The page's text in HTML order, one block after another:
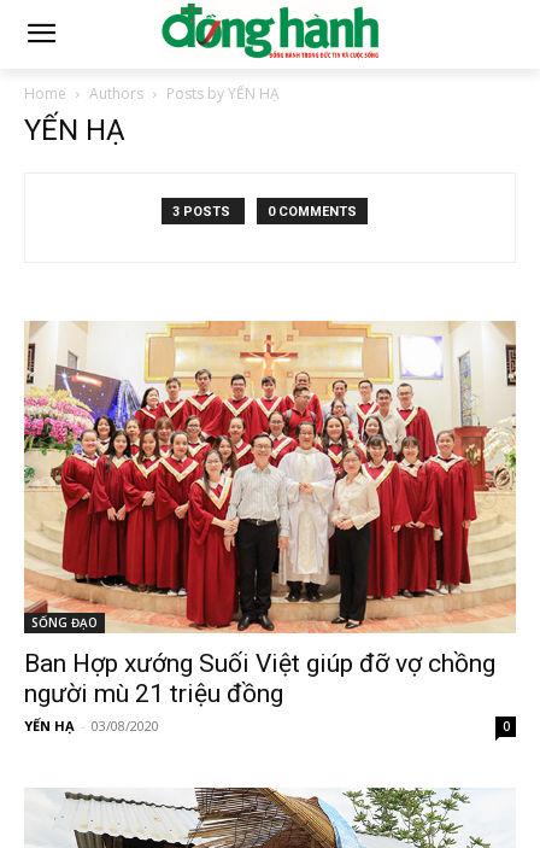
Home Authors Posts by YẾN HẠ
YẾN HẠ
3 POSTS 0 COMMENTS
SỐNG ĐẠO
Ban Hợp xướng Suối Việt giúp đỡ vợ chồng
người mù 21 triệu đồng
YẾN HẠ - 03/08/2020 0